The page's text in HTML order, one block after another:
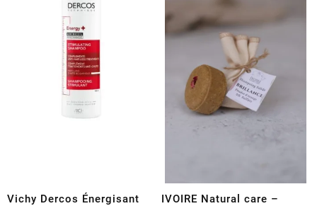
Vichy Dercos Énergisant
IVOIRE Natural care –